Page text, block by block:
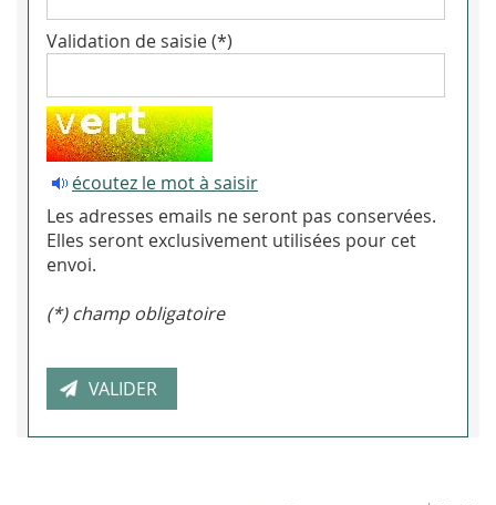
Validation de saisie (*)
écoutez le mot à saisir
Les adresses emails ne seront pas conservées.
Elles seront exclusivement utilisées pour cet
envoi.
(*) champ obligatoire